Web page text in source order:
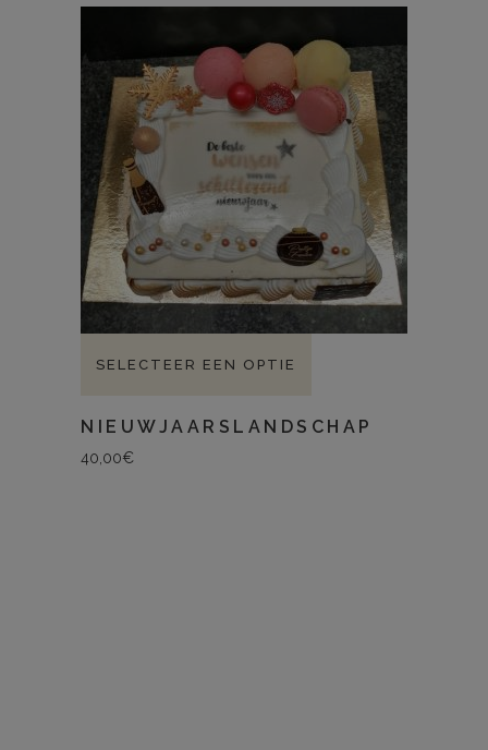
SELECTEER EEN OPTIE
NIEUWJAARSLANDSCHAP
40,00€